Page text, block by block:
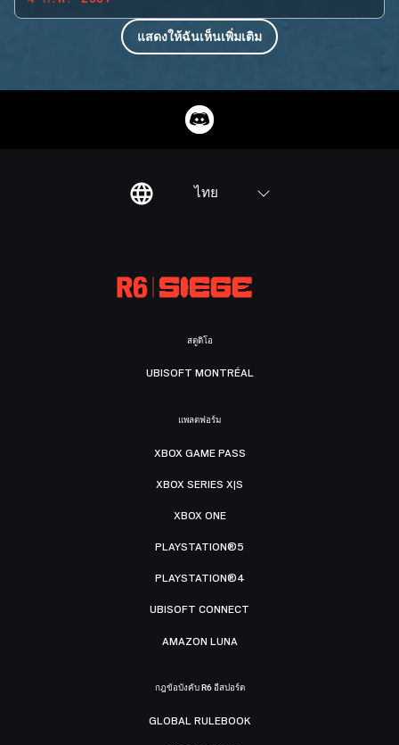
แสดงให้ฉันเห็นเพิ่มเติม
ไทย
สตูดิโอ
UBISOFT MONTRÉAL
แพลตฟอร์ม
XBOX GAME PASS
XBOX SERIES X|S
XBOX ONE
PLAYSTATION®5
PLAYSTATION®4
UBISOFT CONNECT
AMAZON LUNA
กฎข้อบังคับ R6 อีสปอร์ต
GLOBAL RULEBOOK